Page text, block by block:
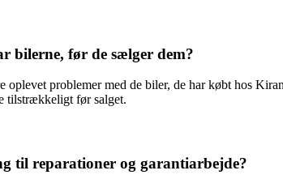
bilerne, før de sælger dem?
oplevet problemer med de biler, de har købt hos
tilstrækkeligt før salget.
til reparationer og garantiarbejde?